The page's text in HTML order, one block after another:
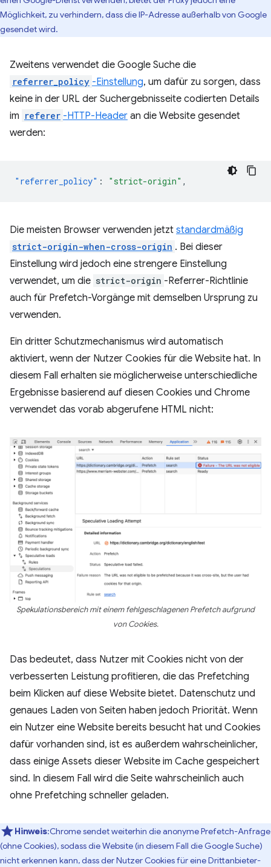
Möglichkeit, zu verhindern, dass die IP-Adresse außerhalb von Google
gesendet wird.
Zweitens verwendet die Google Suche die
referrer_policy -Einstellung, um dafür zu sorgen, dass
keine in der URL der Suchergebnisseite codierten Details
im referer -HTTP-Header an die Website gesendet
werden:
"referrer_policy" : "strict-origin" ,
Die meisten Browser verwenden jetzt standardmäßig
strict-origin-when-cross-origin . Bei dieser
Einstellung wird jedoch eine strengere Einstellung
verwendet, um die strict-origin -Referrer-Richtlinie
auch für Prefetch-Vorgänge mit demselben Ursprung zu
verwenden.
Ein dritter Schutzmechanismus wird automatisch
aktiviert, wenn der Nutzer Cookies für die Website hat. In
diesem Fall erhalten sie möglicherweise unterschiedliche
Ergebnisse basierend auf diesen Cookies und Chrome
verwendet das vorab abgerufene HTML nicht:
Spekulationsbereich mit einem fehlgeschlagenen Prefetch aufgrund
von Cookies.
Das bedeutet, dass Nutzer mit Cookies nicht von der
verbesserten Leistung profitieren, die das Prefetching
beim Klicken auf diese Website bietet. Datenschutz und
genaues Laden von Seiten haben jedoch Priorität. Wenn
ein Nutzer eine Website bereits besucht hat und Cookies
dafür vorhanden sind, ist es außerdem wahrscheinlicher,
dass einige Assets dieser Website im Cache gespeichert
sind. In diesem Fall wird die Seite wahrscheinlich auch
ohne Prefetching schneller geladen.
Hinweis:Chrome sendet weiterhin die anonyme Prefetch-Anfrage
(ohne Cookies), sodass die Website (in diesem Fall die Google Suche)
nicht erkennen kann, dass der Nutzer Cookies für eine Drittanbieter-